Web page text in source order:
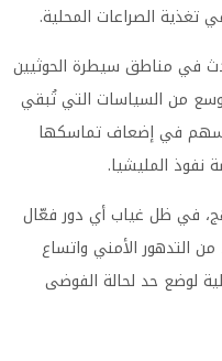
تغذية الصراعات المحلية.
في مناطق سيطرة الحوثيين
من السياسات التي تُبقي
يسهم في إضعاف تماسكها
المليشيا.
في ظل غياب أي دور فعّال
من التدهور الأمني واتساع
لوضع حد لحالة الفوضى